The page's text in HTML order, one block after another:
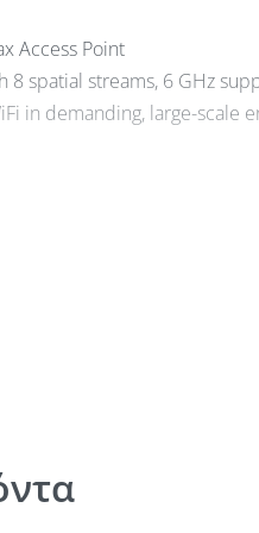
Access Point
8 spatial streams, 6 GHz
in demanding, large-scale
galvanized steel